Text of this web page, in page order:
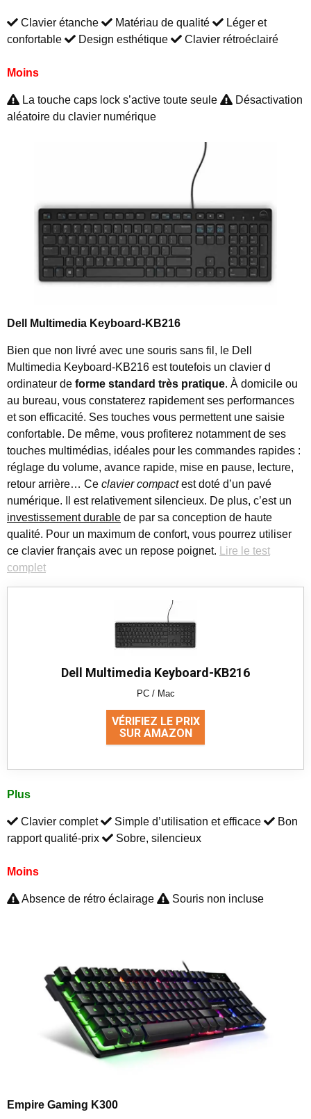
Clavier étanche Matériau de qualité
Léger et
confortable
Design esthétique Clavier rétroéclairé
Moins
La touche caps lock s’active toute seule
Désactivation
aléatoire du clavier numérique
Dell Multimedia Keyboard-KB216
Bien que non livré avec une souris sans fil, le Dell
Multimedia Keyboard-KB216 est toutefois un clavier d
ordinateur de forme standard très pratique. À domicile ou
au bureau, vous constaterez rapidement ses performances
et son efficacité. Ses touches vous permettent une saisie
confortable. De même, vous profiterez notamment de ses
touches multimédias, idéales pour les commandes rapides :
réglage du volume, avance rapide, mise en pause, lecture,
retour arrière… Ce clavier compactest doté d’un pavé
numérique. Il est relativement silencieux. De plus, c’est un
investissement durable de par sa conception de haute
qualité. Pour un maximum de confort, vous pourrez utiliser
ce clavier français avec un repose poignet.
Lire le test
complet
Dell Multimedia Keyboard-KB216
PC / Mac
VÉRIFIEZ LE PRIX
SUR AMAZON
Plus
Clavier complet Simple d’utilisation et efficace
Bon
rapport qualité-prix
Sobre, silencieux
Moins
Absence de rétro éclairage Souris non incluse
Empire Gaming K300